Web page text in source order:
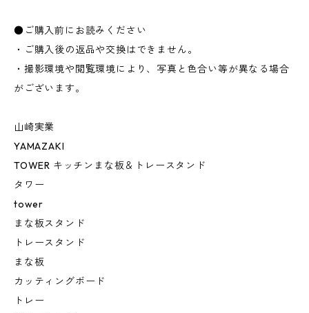
●ご購入前にお読みください
・ご購入後の返品や交換はできません。
・撮影環境や閲覧環境により、写真と色合い等が異なる場合
がございます。
山崎実業
YAMAZAKI
TOWER キッチンまな板＆トレースタンド
タワー
tower
まな板スタンド
トレースタンド
まな板
カッティングボード
トレー